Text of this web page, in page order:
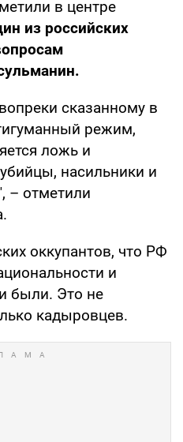
в центре
из российских
сказанному в
режим,
ложь и
насильники и
– отметили
оккупантов, что РФ
и
были. Это не
кадыровцев.